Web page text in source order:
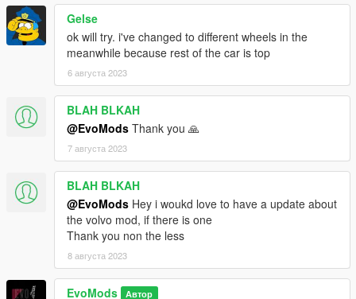
Gelse
ok will try. i've changed to different wheels in the
meanwhile because rest of the car is top
6 августа 2023
BLAH BLKAH
@EvoMods Thank you 🙏
7 августа 2023
BLAH BLKAH
@EvoMods Hey i woukd love to have a update about
the volvo mod, if there is one
Thank you non the less
8 августа 2023
EvoMods Автор